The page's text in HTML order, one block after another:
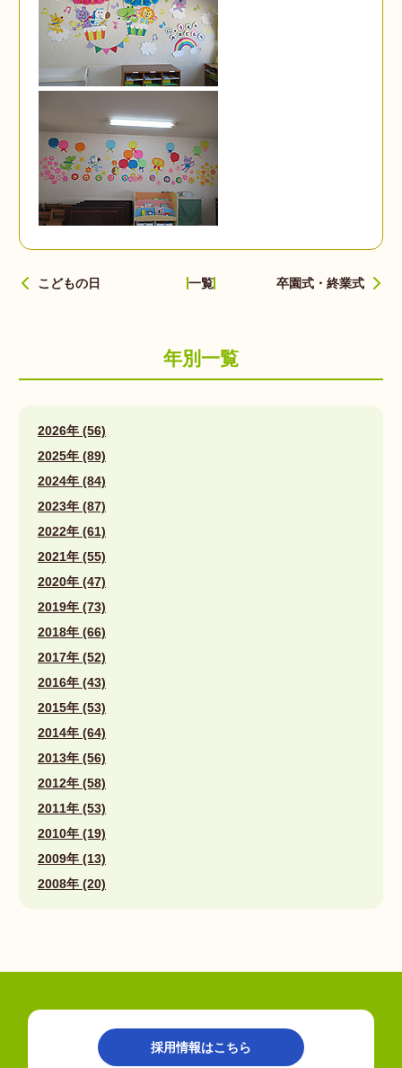
こどもの日 一覧 卒園式・終業式
年別一覧
2026年 (56)
2025年 (89)
2024年 (84)
2023年 (87)
2022年 (61)
2021年 (55)
2020年 (47)
2019年 (73)
2018年 (66)
2017年 (52)
2016年 (43)
2015年 (53)
2014年 (64)
2013年 (56)
2012年 (58)
2011年 (53)
2010年 (19)
2009年 (13)
2008年 (20)
採用情報はこちら